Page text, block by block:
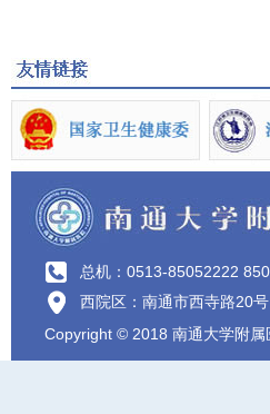
总机：0513-85052222
西院区：南通市西寺路20
Copyright © 2018 南通大学附